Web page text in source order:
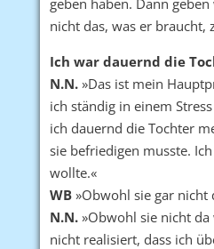
nicht das, was er braucht,
Ich war dauernd die
N.N.»Das ist mein
ich ständig in einem
ich dauernd die Tochter
sie befriedigen musste.
wollte.«
WB»Obwohl sie gar nicht
N.N.»Obwohl sie nicht da
nicht realisiert, dass ich